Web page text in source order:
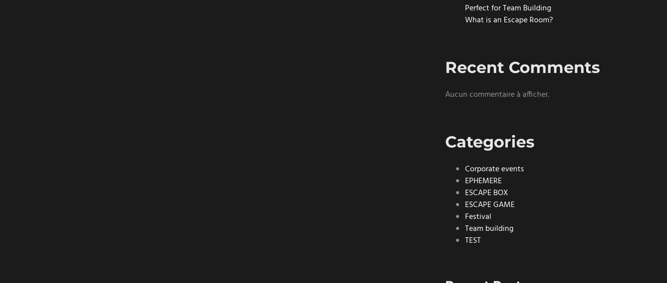
Perfect for Team Building
What is an Escape Room?
Recent Comments
Aucun commentaire à afficher.
Categories
Corporate events
EPHEMERE
ESCAPE BOX
ESCAPE GAME
Festival
Team building
TEST